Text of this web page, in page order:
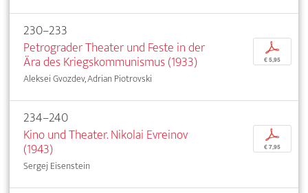
230–233
Petrograder Theater und Feste in der
Ära des Kriegskommunismus (1933)
Aleksei Gvozdev, Adrian Piotrovski
p
€ 5,95
234–240
Kino und Theater. Nikolai Evreinov
(1943)
Sergej Eisenstein
p
€ 7,95